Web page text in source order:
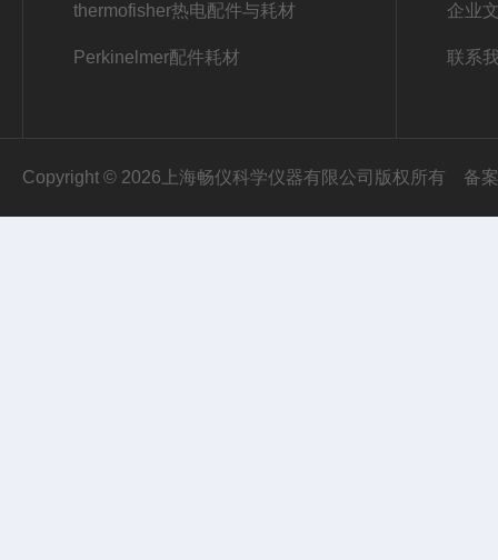
thermofisher热电配件与耗材
Perkinelmer配件耗材
企业
联系
Copyright © 2026上海畅仪科学仪器有限公司版权所有 备